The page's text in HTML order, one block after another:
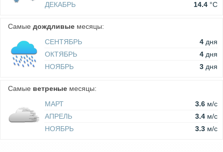
ДЕКАБРЬ
14.4 °C
Самые дождливые месяцы:
СЕНТЯБРЬ
4 дня
ОКТЯБРЬ
4 дня
НОЯБРЬ
3 дня
Самые ветреные месяцы:
МАРТ
3.6 м/c
АПРЕЛЬ
3.4 м/c
НОЯБРЬ
3.3 м/c